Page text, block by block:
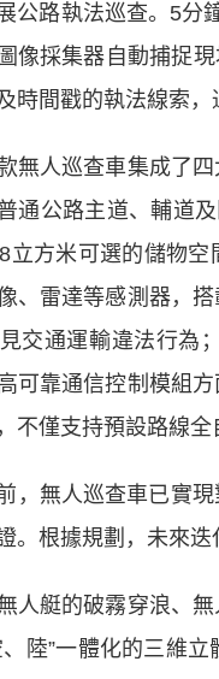
公路執法巡查。5分
像採集器自動捕捉
時間戳的執法線索
人巡查車集成了四
通公路主道、輔道
立方米可選的儲物
、雷達等感測器，
交通運輸違法行為
可靠通信控制模組
不僅支持預設路線全
無人巡查車已實現
。根據規劃，未來
艇的破霧穿浪、無
、陸”一體化的三維